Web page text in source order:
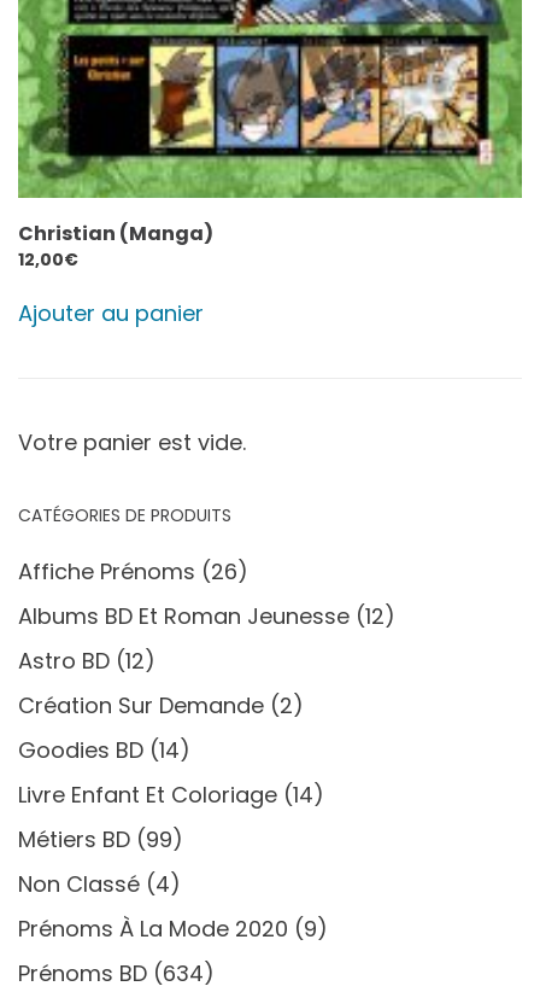
Christian (Manga)
12,00€
Ajouter au panier
Votre panier est vide.
CATÉGORIES DE PRODUITS
Affiche Prénoms (26)
Albums BD Et Roman Jeunesse (12)
Astro BD (12)
Création Sur Demande (2)
Goodies BD (14)
Livre Enfant Et Coloriage (14)
Métiers BD (99)
Non Classé (4)
Prénoms À La Mode 2020 (9)
Prénoms BD (634)